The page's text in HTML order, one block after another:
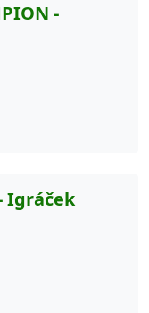
-
Igráček